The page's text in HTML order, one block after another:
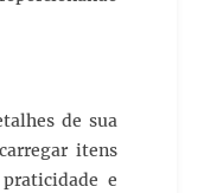
de sua
itens
e